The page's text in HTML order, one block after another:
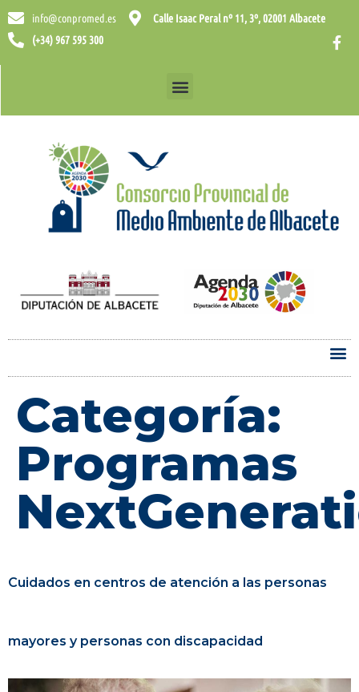
info@conpromed.es
Calle Isaac Peral nº 11, 3º, 02001 Albacete
(+34) 967 595 300
Categoría:
Programas
Cuidados en centros de atención a las personas
mayores y personas con discapacidad